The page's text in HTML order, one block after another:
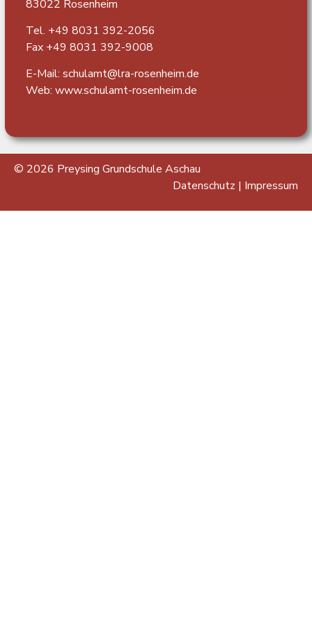
83022 Rosenheim
Tel. +49 8031 392-2056
Fax +49 8031 392-9008
E-Mail: schulamt@lra-rosenheim.de
Web: www.schulamt-rosenheim.de
© 2026 Preysing Grundschule Aschau
Datenschutz | Impressum